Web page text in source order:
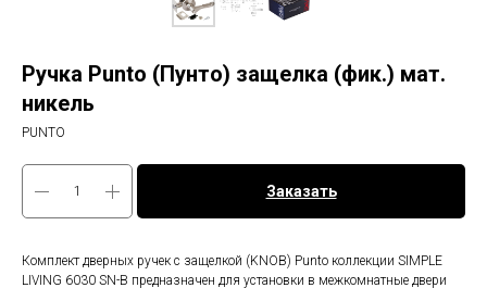
Ручка Punto (Пунто) защелка (фик.) мат.
никель
PUNTO
Заказать
Комплект дверных ручек с защелкой (KNOB) Punto коллекции SIMPLE
LIVING 6030 SN-B предназначен для установки в межкомнатные двери